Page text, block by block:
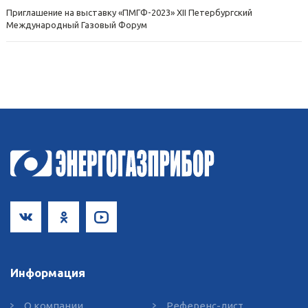
Приглашение на выставку «ПМГФ-2023» XII Петербургский
Международный Газовый Форум
Информация
О компании
Референс-лист